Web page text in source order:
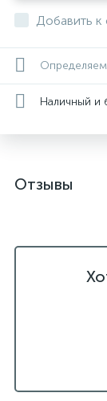
Добавить
Наличный и
Отзывы